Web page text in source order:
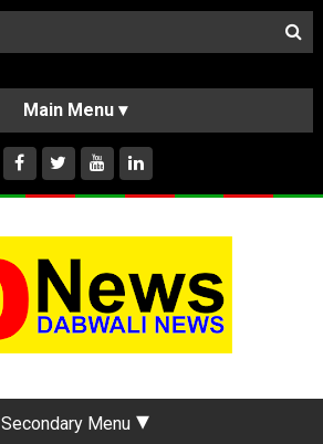
HOME
ABOUT US
INSTAGRAM
Secondary Menu